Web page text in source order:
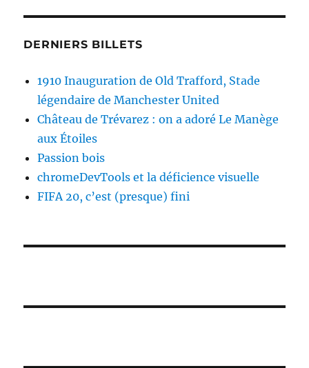
DERNIERS BILLETS
1910 Inauguration de Old Trafford, Stade
légendaire de Manchester United
Château de Trévarez : on a adoré Le Manège
aux Étoiles
Passion bois
chromeDevTools et la déficience visuelle
FIFA 20, c’est (presque) fini